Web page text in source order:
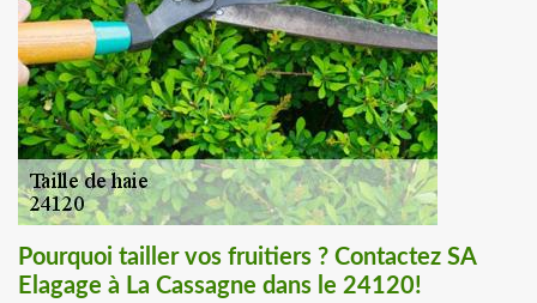
Pourquoi tailler vos fruitiers ? Contactez SA
Elagage à La Cassagne dans le 24120!